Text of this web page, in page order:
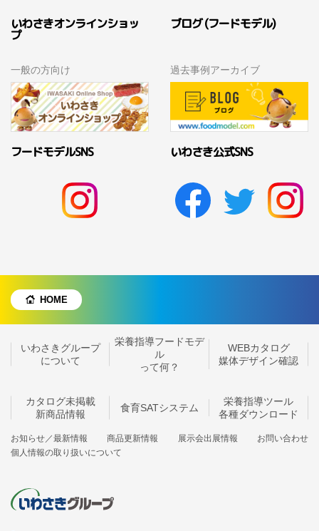
いわさきオンラインショッ
プ
一般の方向け
ブログ (フードモデル)
過去事例アーカイブ
フードモデルSNS いわさき公式SNS
HOME
いわさきグループ
について
栄養指導フードモデ
ル
って何？
WEBカタログ
媒体デザイン確認
カタログ未掲載
新商品情報
食育SATシステム
栄養指導ツール
各種ダウンロード
お知らせ／最新情報 商品更新情報 展示会出展情報
お問い合わせ
個人情報の取り扱いについて